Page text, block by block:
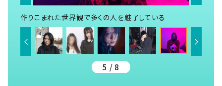
作りこまれた世界観で多くの人を魅了している
5 / 8